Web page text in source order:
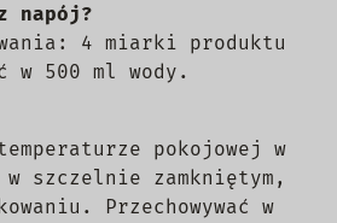
napój?
4 miarki produktu
w 500 ml wody.
pokojowej w
szczelnie zamkniętym,
Przechowywać w